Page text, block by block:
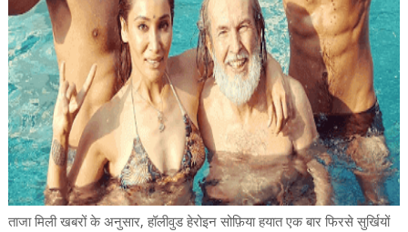
ताजा मिली खबरों के अनुसार, हॉलीवुड हेरोइन सोफ़िया हयात एक बार फिरसे सुर्खियों